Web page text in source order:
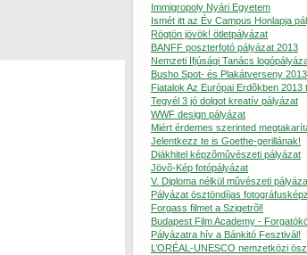
Immigropoly Nyári Egyetem
Ismét itt az Év Campus Honlapja
Rögtön jövök! ötletpályázat
BANFF poszterfotó pályázat 2013
Nemzeti Ifjúsági Tanács
Busho Spot- és Plakátverseny 2013
Fiatalok Az Európai Erdõkben
Tegyél 3 jó dolgot kreatív pályázat
WWF design pályázat
Miért érdemes szerinted
Jelentkezz te is Goethe-gerillának!
Diákhitel képzõmûvészeti pályázat
Jövõ-Kép fotópályázat
V. Diploma nélkül mûvészeti
Pályázat ösztöndíjas
Forgass filmet a Szigetrõl!
Budapest Film Academy -
Pályázatra hív a Bánkitó Fesztivál!
L’ORÉAL-UNESCO nemzetközi